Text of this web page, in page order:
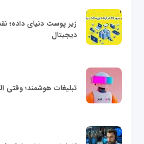
دیجیتال
تبلیغات هوشمند؛ وقتی